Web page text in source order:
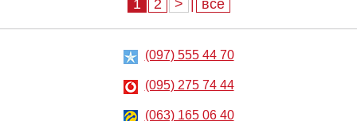
1 2 > | все
(097) 555 44 70
(095) 275 74 44
(063) 165 06 40